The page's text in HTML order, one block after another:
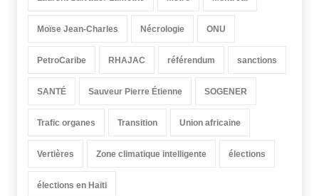
Moïse Jean-Charles Nécrologie ONU
PetroCaribe RHAJAC référendum sanctions
SANTÉ Sauveur Pierre Étienne SOGENER
Trafic organes Transition Union africaine
Vertières Zone climatique intelligente élections
élections en Haïti